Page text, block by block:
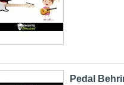
Pedal